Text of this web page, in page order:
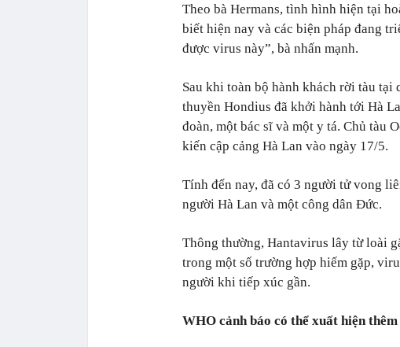
Theo bà Hermans, tình hình hiện tại
biết hiện nay và các biện pháp đang
được virus này”, bà nhấn mạnh.
Sau khi toàn bộ hành khách rời tàu tại
thuyền Hondius đã khởi hành tới Hà
đoàn, một bác sĩ và một y tá. Chủ tàu
kiến cập cảng Hà Lan vào ngày 17/5.
Tính đến nay, đã có 3 người tử vong
người Hà Lan và một công dân Đức.
Thông thường, Hantavirus lây từ loài
trong một số trường hợp hiếm gặp,
người khi tiếp xúc gần.
WHO cảnh báo có thể xuất hiện thêm